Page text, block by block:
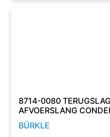
8714-0080
AFVOERSLANG
BÜRKLE